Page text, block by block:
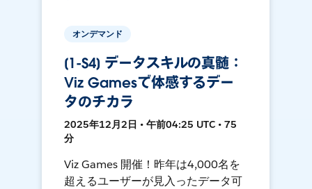
オンデマンド
[1-S4] データスキルの真髄：
Viz Gamesで体感するデー
タのチカラ
2025年12月2日 • 午前04:25 UTC • 75
分
Viz Games 開催！昨年は4,000名を
超えるユーザーが見入ったデータ可